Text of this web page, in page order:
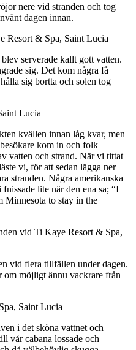
nere vid stranden och tog
dagen innan.
serverade kallt gott vatten.
sig. Det kom några få
sig bortta och solen tog
kvällen innan låg kvar, men
kom in och folk
vatten och strand. När vi tittat
vi, för att sedan lägga ner
stranden. Några amerikanska
lite när den ena sa; “I
Minnesota to stay in the
vid flera tillfällen under dagen.
möjligt ännu vackrare från
i det sköna vattnet och
vår cabana lossade och